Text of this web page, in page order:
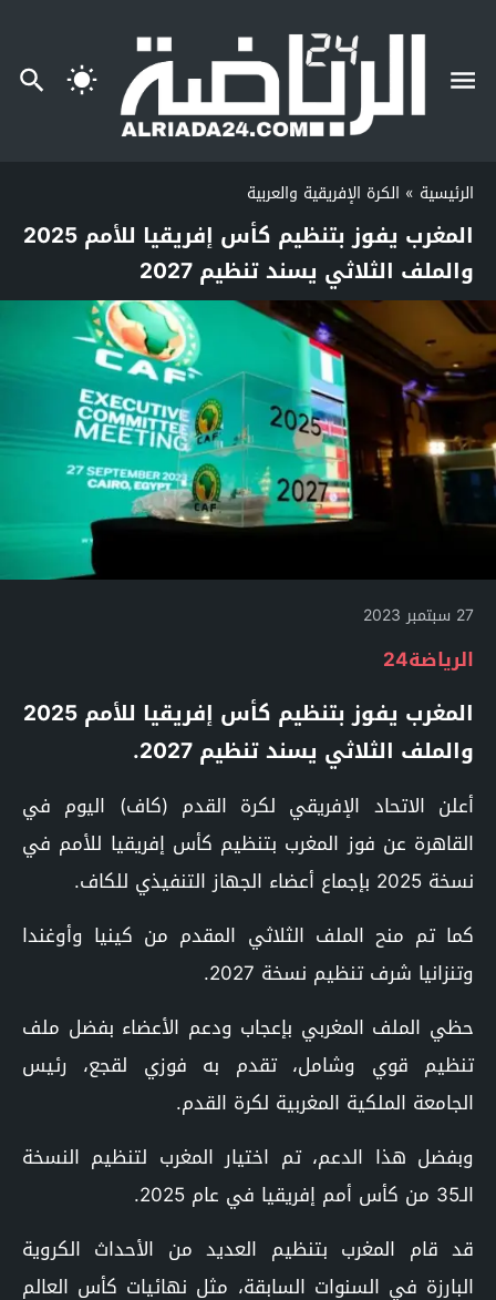
الرئيسية » الكرة الإفريقية والعربية
المغرب يفوز بتنظيم كأس إفريقيا للأمم 2025
والملف الثلاثي يسند تنظيم 2027
27 سبتمبر 2023
الرياضة24
المغرب يفوز بتنظيم كأس إفريقيا للأمم 2025
والملف الثلاثي يسند تنظيم 2027.
أعلن الاتحاد الإفريقي لكرة القدم (كاف) اليوم في
القاهرة عن فوز المغرب بتنظيم كأس إفريقيا للأمم في
نسخة 2025 بإجماع أعضاء الجهاز التنفيذي للكاف.
كما تم منح الملف الثلاثي المقدم من كينيا وأوغندا
وتنزانيا شرف تنظيم نسخة 2027.
حظي الملف المغربي بإعجاب ودعم الأعضاء بفضل ملف
تنظيم قوي وشامل، تقدم به فوزي لقجع، رئيس
الجامعة الملكية المغربية لكرة القدم.
وبفضل هذا الدعم، تم اختيار المغرب لتنظيم النسخة
الـ35 من كأس أمم إفريقيا في عام 2025.
قد قام المغرب بتنظيم العديد من الأحداث الكروية
البارزة في السنوات السابقة، مثل نهائيات كأس العالم